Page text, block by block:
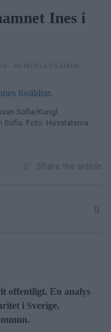
Ines i
– AV NICKLAS SALMIN
Sofia/Kungl.
Sofia. Foto: Hovstaterna.
Share the article
offentligt. En analys
i Sverige,